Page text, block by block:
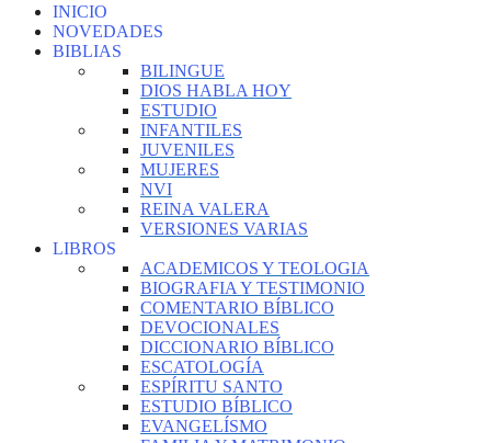
INICIO
NOVEDADES
BIBLIAS
BILINGUE
DIOS HABLA HOY
ESTUDIO
INFANTILES
JUVENILES
MUJERES
NVI
REINA VALERA
VERSIONES VARIAS
LIBROS
ACADEMICOS Y TEOLOGIA
BIOGRAFIA Y TESTIMONIO
COMENTARIO BÍBLICO
DEVOCIONALES
DICCIONARIO BÍBLICO
ESCATOLOGÍA
ESPÍRITU SANTO
ESTUDIO BÍBLICO
EVANGELÍSMO